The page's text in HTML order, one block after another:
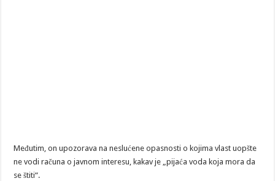
Međutim, on upozorava na neslućene opasnosti o kojima vlast uopšte
ne vodi računa o javnom interesu, kakav je „pijaća voda koja mora da
se štiti“.